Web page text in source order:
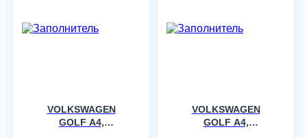
VOLKSWAGEN
GOLF A4,
VOLKSWAGEN
GOLF A4,